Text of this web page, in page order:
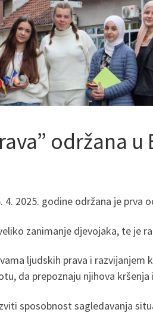
održana u
2025. godine održana je prva
zanimanje djevojaka, te je
ljudskih prava i
da prepoznaju njihova
sposobnost sagledavanja